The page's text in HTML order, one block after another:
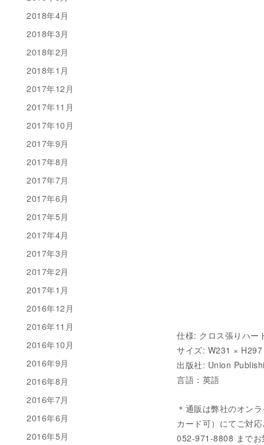
仕様: クロス張りハー
サイズ: W231 ×
出版社: Union
言語：英語
＊通販は弊社のオン
カード可）にてご対
052-971-8808 までお
2018年4月
2018年3月
2018年2月
2018年1月
2017年12月
2017年11月
2017年10月
2017年9月
2017年8月
2017年7月
2017年6月
2017年5月
2017年4月
2017年3月
2017年2月
2017年1月
2016年12月
2016年11月
2016年10月
2016年9月
2016年8月
2016年7月
2016年6月
2016年5月